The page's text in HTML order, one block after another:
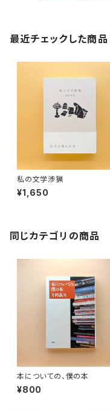
最近チェックした商品
私の文学渉猟
¥1,650
同じカテゴリの商品
本についての、僕の本
¥800